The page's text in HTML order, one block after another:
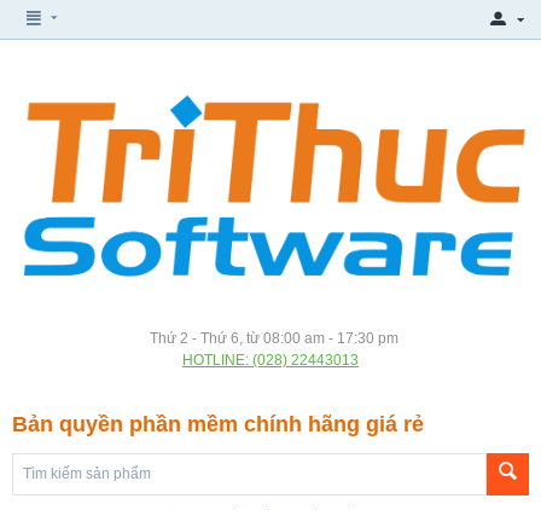
Thứ 2 - Thứ 6, từ 08:00 am - 17:30 pm
HOTLINE: (028) 22443013
Bản quyền phần mềm chính hãng giá rẻ